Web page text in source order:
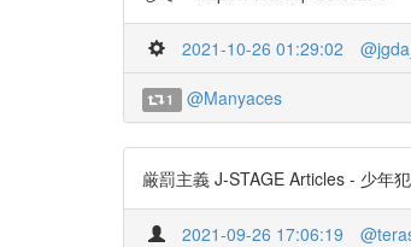
2021-10-26 01:29:02
1 @Manyaces
厳罰主義 J-STAGE Articles - 少年
2021-09-26 17:06:19